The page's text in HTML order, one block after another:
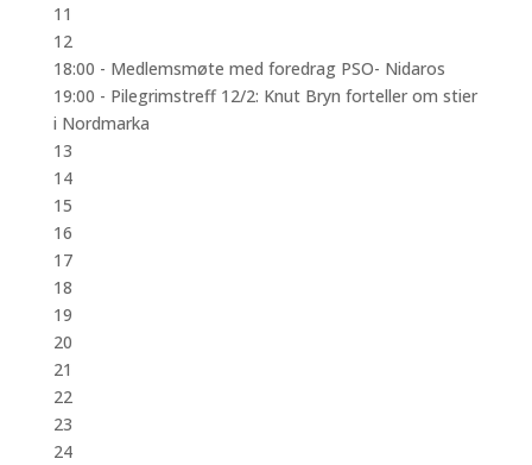
11
12
18:00 - Medlemsmøte med foredrag PSO- Nidaros
19:00 - Pilegrimstreff 12/2: Knut Bryn forteller om stier
i Nordmarka
13
14
15
16
17
18
19
20
21
22
23
24